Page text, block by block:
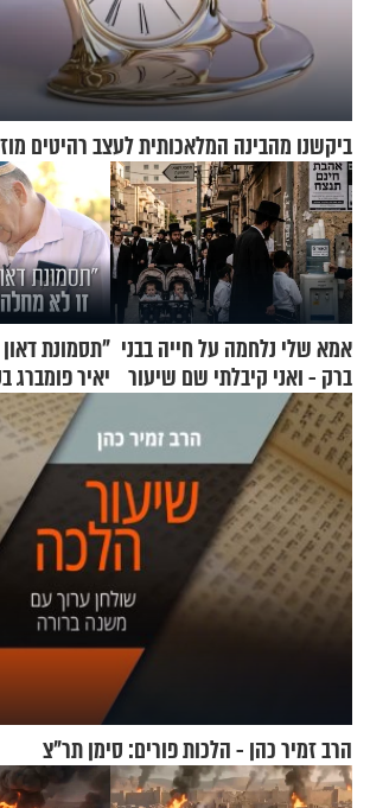
ביקשנו מהבינה המלאכותית לעצב רהיטים
אמא שלי נלחמה על חייה בבני
ברק - ואני קיבלתי שם שיעור
באהבת חינם
"תסמונת
יאיר פומברג
מעורר
הרב זמיר כהן - הלכות פורים: סימן תר"צ